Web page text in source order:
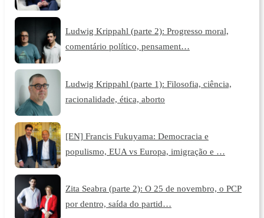
Ludwig Krippahl (parte 2): Progresso moral,
comentário político, pensament…
Ludwig Krippahl (parte 1): Filosofia, ciência,
racionalidade, ética, aborto
[EN] Francis Fukuyama: Democracia e
populismo, EUA vs Europa, imigração e …
Zita Seabra (parte 2): O 25 de novembro, o PCP
por dentro, saída do partid…